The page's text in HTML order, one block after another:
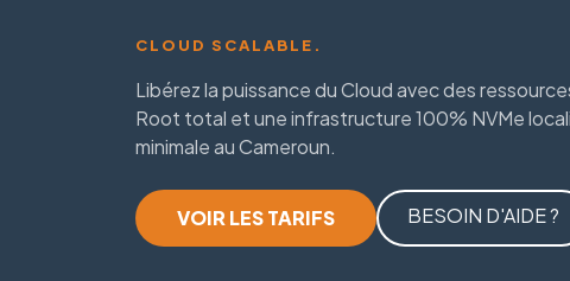
CLOUD SCALABLE.
Libérez la puissance du Cloud avec des
Root total et une infrastructure 100% NVMe
minimale au Cameroun.
VOIR LES TARIFS BESOIN D'AIDE ?